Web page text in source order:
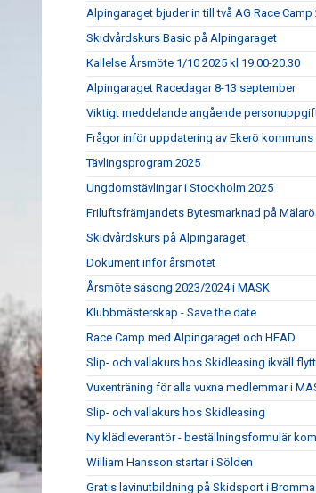
Alpingaraget bjuder in till två AG Race
Skidvårdskurs Basic på Alpingaraget
Kallelse Årsmöte 1/10 2025 kl 19.00-20.30
Alpingaraget Racedagar 8-13 september
Viktigt meddelande angående
Frågor inför uppdatering av Ekerö
Tävlingsprogram 2025
Ungdomstävlingar i Stockholm 2025
Friluftsfrämjandets Bytesmarknad på
Skidvårdskurs på Alpingaraget
Dokument inför årsmötet
Årsmöte säsong 2023/2024 i MASK
Klubbmästerskap - Save the date
Race Camp med Alpingaraget och HEAD
Slip- och vallakurs hos Skidleasing ikväll
Vuxenträning för alla vuxna medlemmar i
Slip- och vallakurs hos Skidleasing
Ny klädleverantör - beställningsformulär
William Hansson startar i Sölden
Gratis lavinutbildning på Skidsport i Bromma